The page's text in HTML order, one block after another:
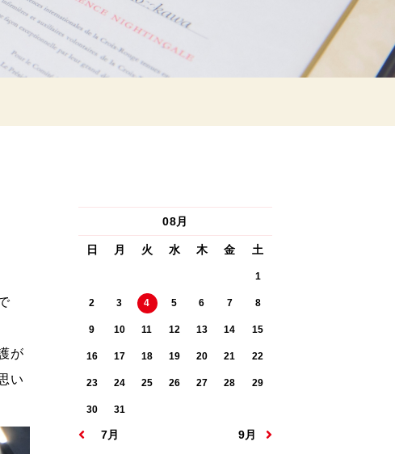
が
い
08月
日 月 火 水 木 金 土
07月 09月
1
2 3 4 5 6 7 8
9 10 11 12 13 14 15
16 17 18 19 20 21 22
23 24 25 26 27 28 29
30 31